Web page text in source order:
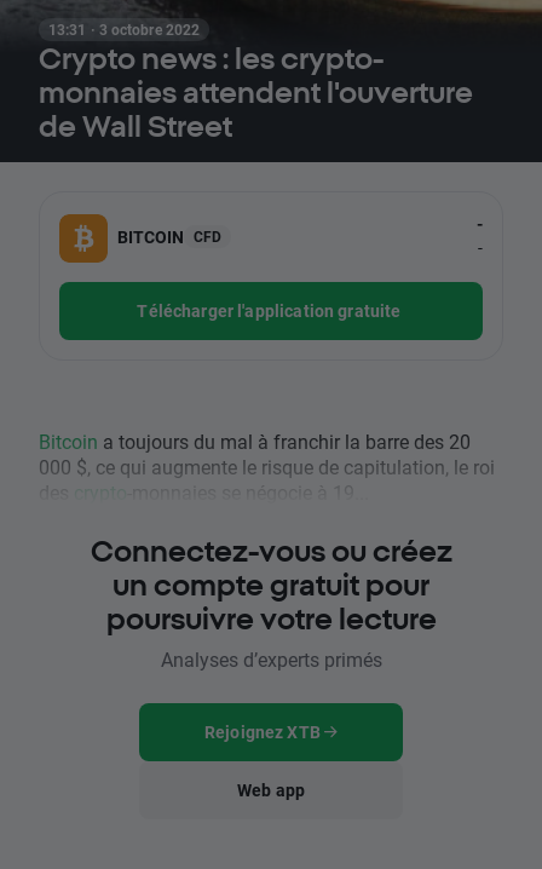
13:31 · 3 octobre 2022
Crypto news : les crypto-
monnaies attendent l'ouverture
de Wall Street
BITCOIN CFD
-
-
Télécharger l'application gratuite
Bitcoin a toujours du mal à franchir la barre des 20
000 $, ce qui augmente le risque de capitulation, le roi
crypto -monnaies se négocie à 19...
Connectez-vous ou créez
un compte gratuit pour
poursuivre votre lecture
Analyses d’experts primés
Rejoignez XTB
Web app